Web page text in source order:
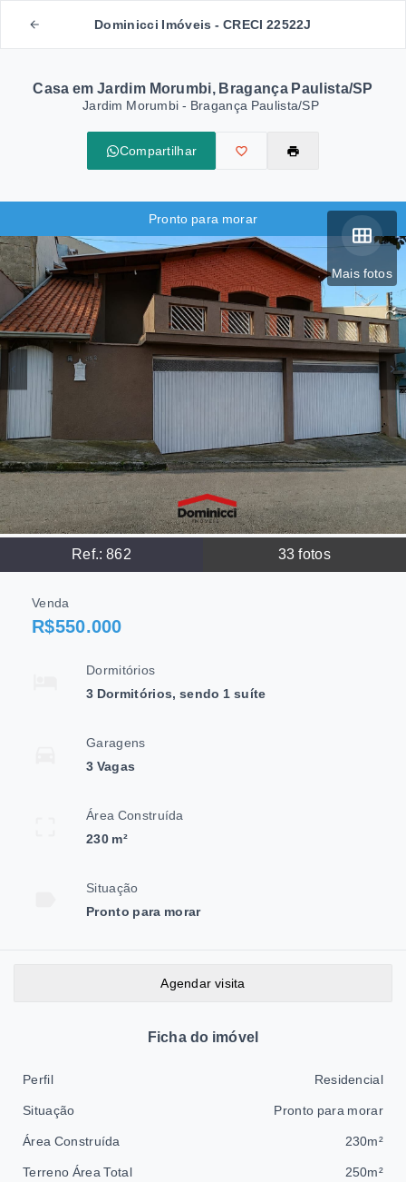
Dominicci Imóveis - CRECI 22522J
Casa em Jardim Morumbi, Bragança Paulista/SP
Jardim Morumbi - Bragança Paulista/SP
Compartilhar
Mais fotos
Ref.:862 33 fotos
Pronto para morar
Venda
R$550.000
Dormitórios
3 Dormitórios, sendo 1 suíte
Garagens
3 Vagas
Área Construída
230 m²
Situação
Pronto para morar
Agendar visita
Ficha do imóvel
Perfil Residencial
Situação Pronto para morar
Área Construída 230m²
Terreno Área Total 250m²